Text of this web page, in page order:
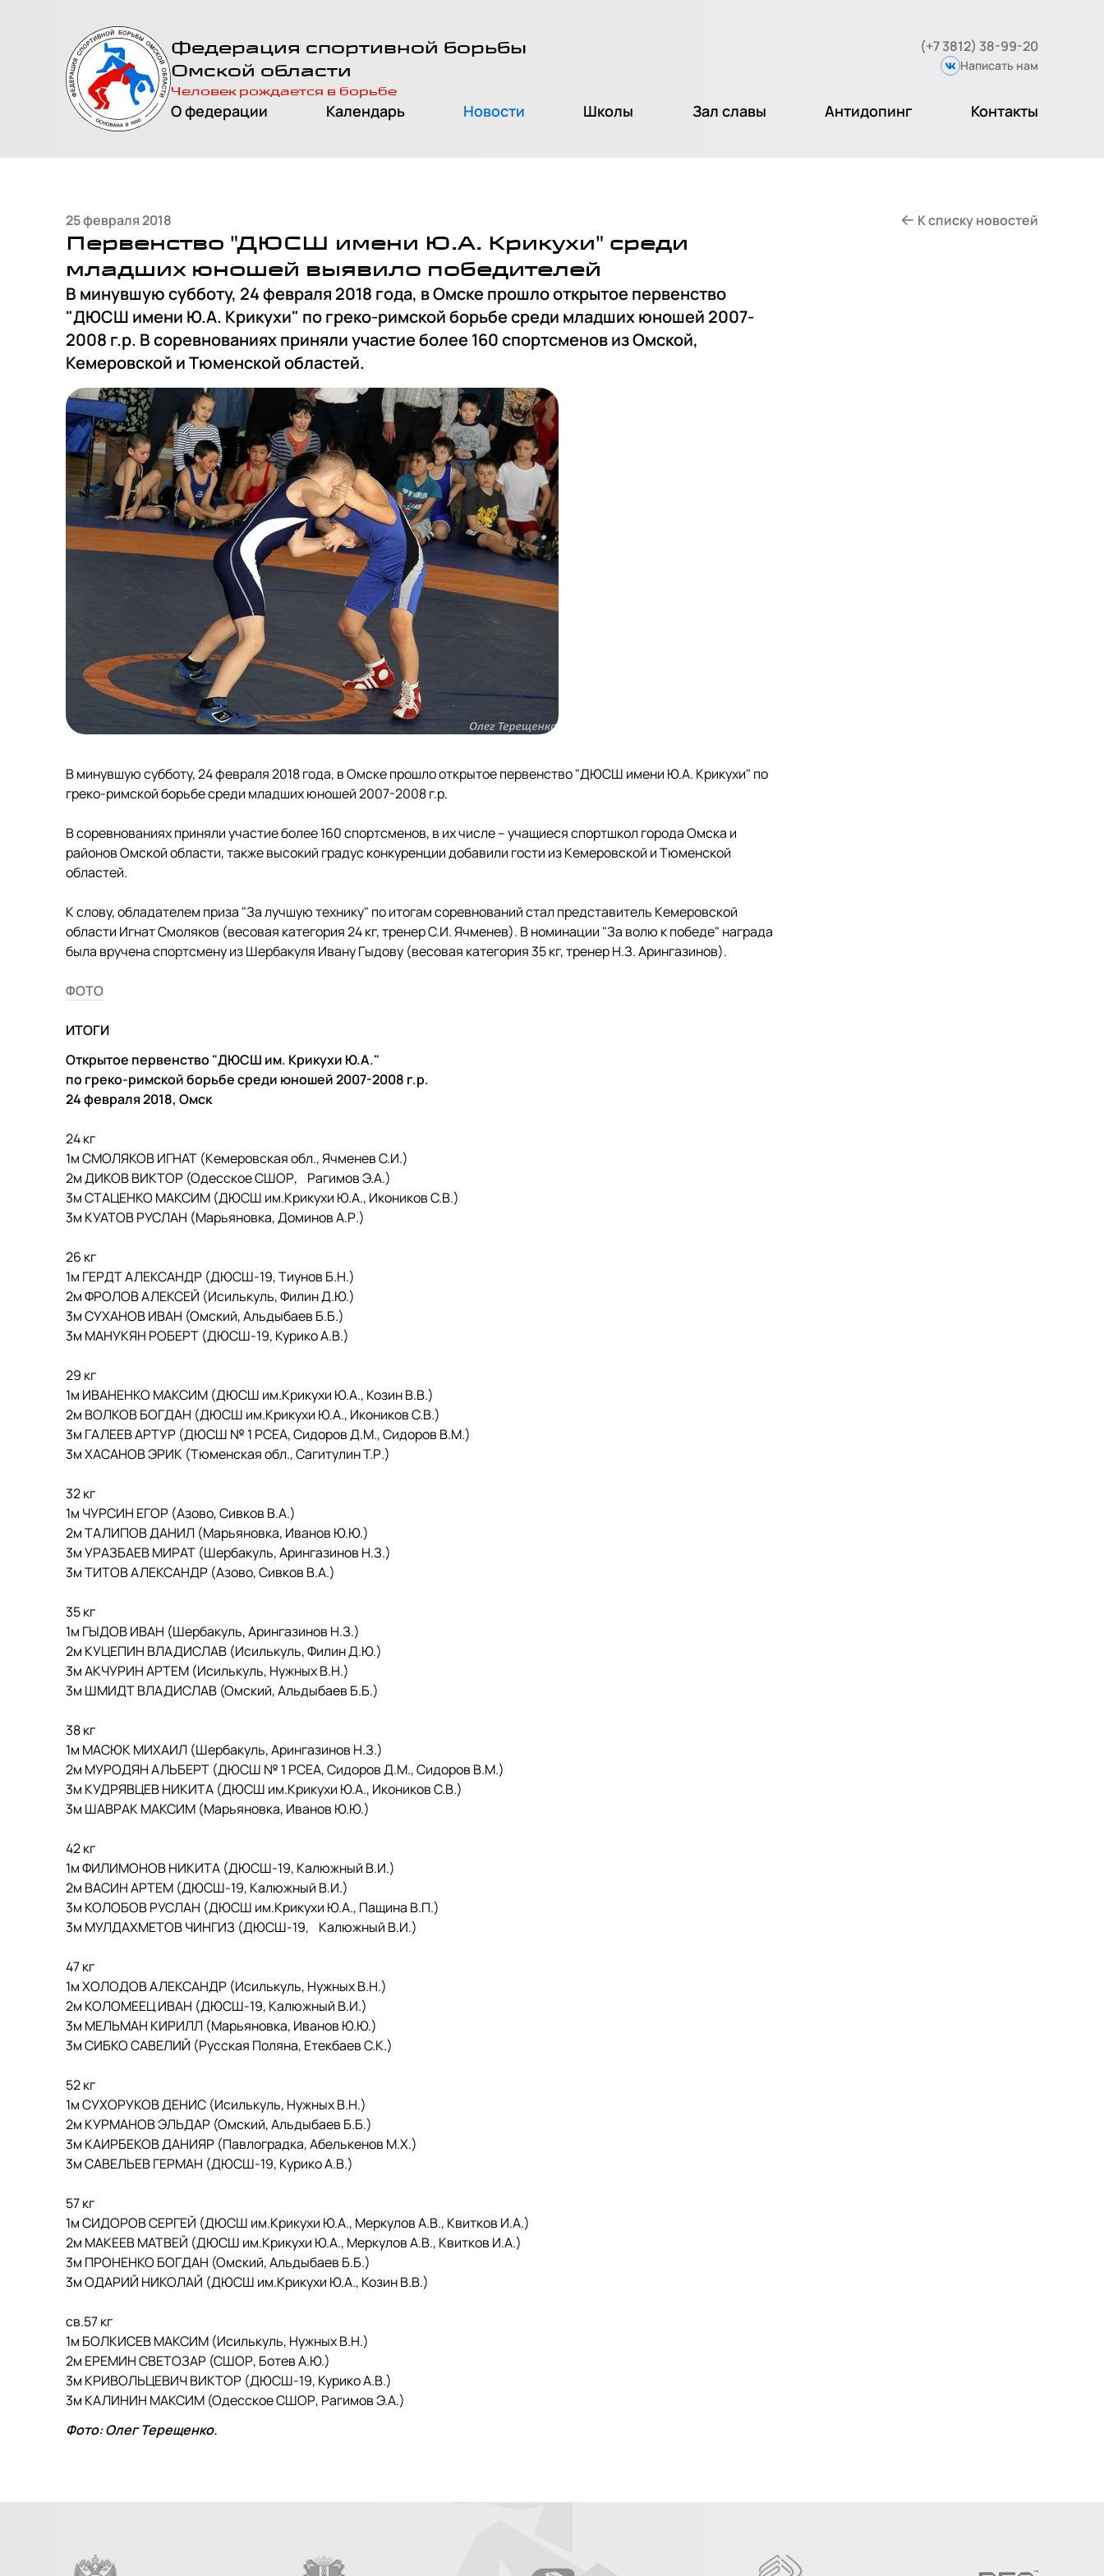
На главную
страницу
Федерация спортивной борьбы
Омской области
Человек рождается в борьбе
(+7 3812) 38-99-20
Вконтакте
Написать нам
О федерации Календарь Новости Школы Зал славы Антидопинг Контакты
25 февраля 2018
Первенство "ДЮСШ имени Ю.А. Крикухи" среди
младших юношей выявило победителей
В минувшую субботу, 24 февраля 2018 года, в Омске прошло открытое первенство
"ДЮСШ имени Ю.А. Крикухи" по греко-римской борьбе среди младших юношей 2007-
2008 г.р. В соревнованиях приняли участие более 160 спортсменов из Омской,
Кемеровской и Тюменской областей.
В минувшую субботу, 24 февраля 2018 года, в Омске прошло открытое первенство "ДЮСШ имени Ю.А. Крикухи" по
греко-римской борьбе среди младших юношей 2007-2008 г.р.
В соревнованиях приняли участие более 160 спортсменов, в их числе – учащиеся спортшкол города Омска и
районов Омской области, также высокий градус конкуренции добавили гости из Кемеровской и Тюменской
областей.
К слову, обладателем приза "За лучшую технику" по итогам соревнований стал представитель Кемеровской
области Игнат Смоляков (весовая категория 24 кг, тренер С.И. Ячменев). В номинации "За волю к победе" награда
была вручена спортсмену из Шербакуля Ивану Гыдову (весовая категория 35 кг, тренер Н.З. Арингазинов).
ФОТО
ИТОГИ
Открытое первенство "ДЮСШ им. Крикухи Ю.А."
по греко-римской борьбе среди юношей 2007-2008 г.р.
24 февраля 2018, Омск
24 кг
1м СМОЛЯКОВ ИГНАТ (Кемеровская обл., Ячменев С.И.)
2м ДИКОВ ВИКТОР (Одесское СШОР, Рагимов Э.А.)
3м СТАЦЕНКО МАКСИМ (ДЮСШ им.Крикухи Ю.А., Икоников С.В.)
3м КУАТОВ РУСЛАН (Марьяновка, Доминов А.Р.)
26 кг
1м ГЕРДТ АЛЕКСАНДР (ДЮСШ-19, Тиунов Б.Н.)
2м ФРОЛОВ АЛЕКСЕЙ (Исилькуль, Филин Д.Ю.)
3м СУХАНОВ ИВАН (Омский, Альдыбаев Б.Б.)
3м МАНУКЯН РОБЕРТ (ДЮСШ-19, Курико А.В.)
29 кг
1м ИВАНЕНКО МАКСИМ (ДЮСШ им.Крикухи Ю.А., Козин В.В.)
2м ВОЛКОВ БОГДАН (ДЮСШ им.Крикухи Ю.А., Икоников С.В.)
3м ГАЛЕЕВ АРТУР (ДЮСШ № 1 РСЕА, Сидоров Д.М., Сидоров В.М.)
3м ХАСАНОВ ЭРИК (Тюменская обл., Сагитулин Т.Р.)
32 кг
1м ЧУРСИН ЕГОР (Азово, Сивков В.А.)
2м ТАЛИПОВ ДАНИЛ (Марьяновка, Иванов Ю.Ю.)
3м УРАЗБАЕВ МИРАТ (Шербакуль, Арингазинов Н.З.)
3м ТИТОВ АЛЕКСАНДР (Азово, Сивков В.А.)
35 кг
1м ГЫДОВ ИВАН (Шербакуль, Арингазинов Н.З.)
2м КУЦЕПИН ВЛАДИСЛАВ (Исилькуль, Филин Д.Ю.)
3м АКЧУРИН АРТЕМ (Исилькуль, Нужных В.Н.)
3м ШМИДТ ВЛАДИСЛАВ (Омский, Альдыбаев Б.Б.)
38 кг
1м МАСЮК МИХАИЛ (Шербакуль, Арингазинов Н.З.)
2м МУРОДЯН АЛЬБЕРТ (ДЮСШ № 1 РСЕА, Сидоров Д.М., Сидоров В.М.)
3м КУДРЯВЦЕВ НИКИТА (ДЮСШ им.Крикухи Ю.А., Икоников С.В.)
3м ШАВРАК МАКСИМ (Марьяновка, Иванов Ю.Ю.)
42 кг
1м ФИЛИМОНОВ НИКИТА (ДЮСШ-19, Калюжный В.И.)
2м ВАСИН АРТЕМ (ДЮСШ-19, Калюжный В.И.)
3м КОЛОБОВ РУСЛАН (ДЮСШ им.Крикухи Ю.А., Пащина В.П.)
3м МУЛДАХМЕТОВ ЧИНГИЗ (ДЮСШ-19, Калюжный В.И.)
47 кг
1м ХОЛОДОВ АЛЕКСАНДР (Исилькуль, Нужных В.Н.)
2м КОЛОМЕЕЦ ИВАН (ДЮСШ-19, Калюжный В.И.)
3м МЕЛЬМАН КИРИЛЛ (Марьяновка, Иванов Ю.Ю.)
3м СИБКО САВЕЛИЙ (Русская Поляна, Етекбаев С.К.)
52 кг
1м СУХОРУКОВ ДЕНИС (Исилькуль, Нужных В.Н.)
2м КУРМАНОВ ЭЛЬДАР (Омский, Альдыбаев Б.Б.)
3м КАИРБЕКОВ ДАНИЯР (Павлоградка, Абелькенов М.Х.)
3м САВЕЛЬЕВ ГЕРМАН (ДЮСШ-19, Курико А.В.)
57 кг
1м СИДОРОВ СЕРГЕЙ (ДЮСШ им.Крикухи Ю.А., Меркулов А.В., Квитков И.А.)
2м МАКЕЕВ МАТВЕЙ (ДЮСШ им.Крикухи Ю.А., Меркулов А.В., Квитков И.А.)
3м ПРОНЕНКО БОГДАН (Омский, Альдыбаев Б.Б.)
3м ОДАРИЙ НИКОЛАЙ (ДЮСШ им.Крикухи Ю.А., Козин В.В.)
св.57 кг
1м БОЛКИСЕВ МАКСИМ (Исилькуль, Нужных В.Н.)
2м ЕРЕМИН СВЕТОЗАР (СШОР, Ботев А.Ю.)
3м КРИВОЛЬЦЕВИЧ ВИКТОР (ДЮСШ-19, Курико А.В.)
3м КАЛИНИН МАКСИМ (Одесское СШОР, Рагимов Э.А.)
Фото: Олег Терещенко.
К списку новостей